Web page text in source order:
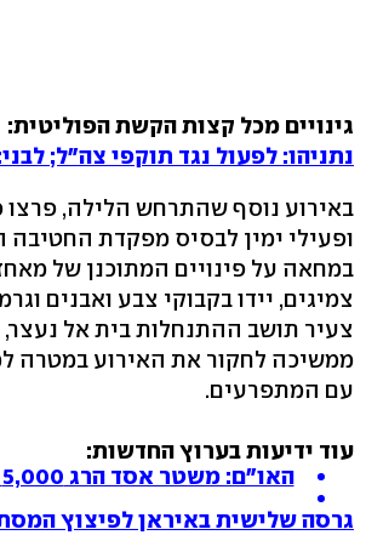
גינויים מכל קצות הקשת הפוליטית:
נתניהו: לפעול נגד תוקפי צה"ל;
ופעילי ימין לבסיס מפקדת
במחאה על פינויים המתוכנן של
צמיגים, יידו בקבוקי צבע ואבנים
צעיר תושב ההתנחלות בית אל
ממשיכה לחקור את האירוע במטרה
עם המתפרעים.
עוד ידיעות בערוץ החדשות:
האו"ם: משטר אסד הרג 5,000 אזרחים סורים
גרסה שלישית באיראן לפיצוץ